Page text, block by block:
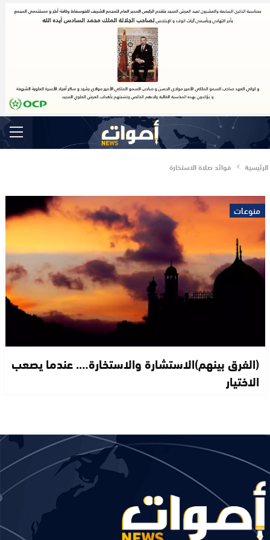
الرئيسية فوائد صلاة الاستخارة
منوعات
(الفرق بينهم)الاستشارة والاستخارة…. عندما يصعب
الاختيار